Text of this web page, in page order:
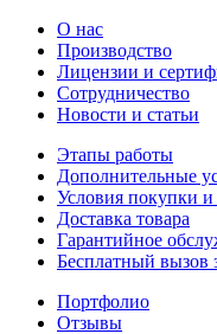
О нас
Производство
Лицензии и
Сотрудничество
Новости и статьи
Этапы работы
Дополнительные
Условия покупки
Доставка товара
Гарантийное
Бесплатный вызов
Портфолио
Отзывы